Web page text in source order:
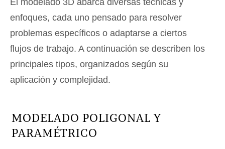
El modelado 3D abarca diversas técnicas y
enfoques, cada uno pensado para resolver
problemas específicos o adaptarse a ciertos
flujos de trabajo. A continuación se describen los
principales tipos, organizados según su
aplicación y complejidad.
MODELADO POLIGONAL Y
PARAMÉTRICO